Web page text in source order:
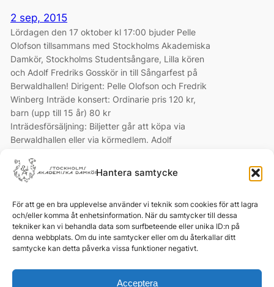
Hantera samtycke
För att ge en bra upplevelse använder vi teknik som cookies för att lagra
och/eller komma åt enhetsinformation. När du samtycker till dessa
tekniker kan vi behandla data som surfbeteende eller unika ID:n på
denna webbplats. Om du inte samtycker eller om du återkallar ditt
samtycke kan detta påverka vissa funktioner negativt.
Acceptera
2 sep, 2015
Lördagen den 17 oktober kl 17:00 bjuder Pelle
Olofson tillsammans med Stockholms Akademiska
Damkör, Stockholms Studentsångare, Lilla kören
och Adolf Fredriks Gosskör in till Sångarfest på
Berwaldhallen! Dirigent: Pelle Olofson och Fredrik
Winberg Inträde konsert: Ordinarie pris 120 kr,
barn (upp till 15 år) 80 kr
Inträdesförsäljning: Biljetter går att köpa via
Berwaldhallen eller via körmedlem. Adolf